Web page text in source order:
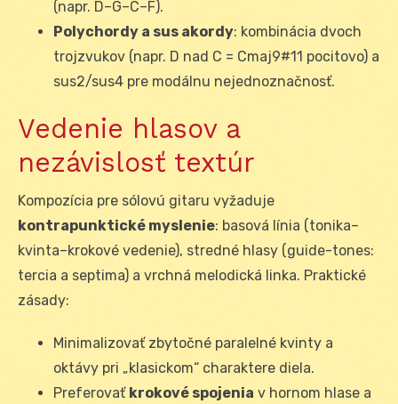
(napr. D–G–C–F).
Polychordy a sus akordy: kombinácia dvoch
trojzvukov (napr. D nad C = Cmaj9#11 pocitovo) a
sus2/sus4 pre modálnu nejednoznačnosť.
Vedenie hlasov a
nezávislosť textúr
Kompozícia pre sólovú gitaru vyžaduje
kontrapunktické myslenie: basová línia (tonika–
kvinta–krokové vedenie), stredné hlasy (guide-tones:
tercia a septima) a vrchná melodická linka. Praktické
zásady:
Minimalizovať zbytočné paralelné kvinty a
oktávy pri „klasickom“ charaktere diela.
Preferovať krokové spojenia v hornom hlase a